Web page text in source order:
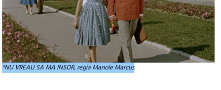
*NU VREAU SA MA INSOR, regia Manole Marcus